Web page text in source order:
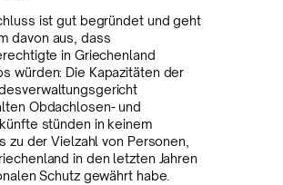
ist gut begründet und geht
davon aus, dass
in Griechenland
würden: Die Kapazitäten der
Obdachlosen- und
stünden in keinem
zu der Vielzahl von Personen,
in den letzten Jahren
Schutz gewährt habe.